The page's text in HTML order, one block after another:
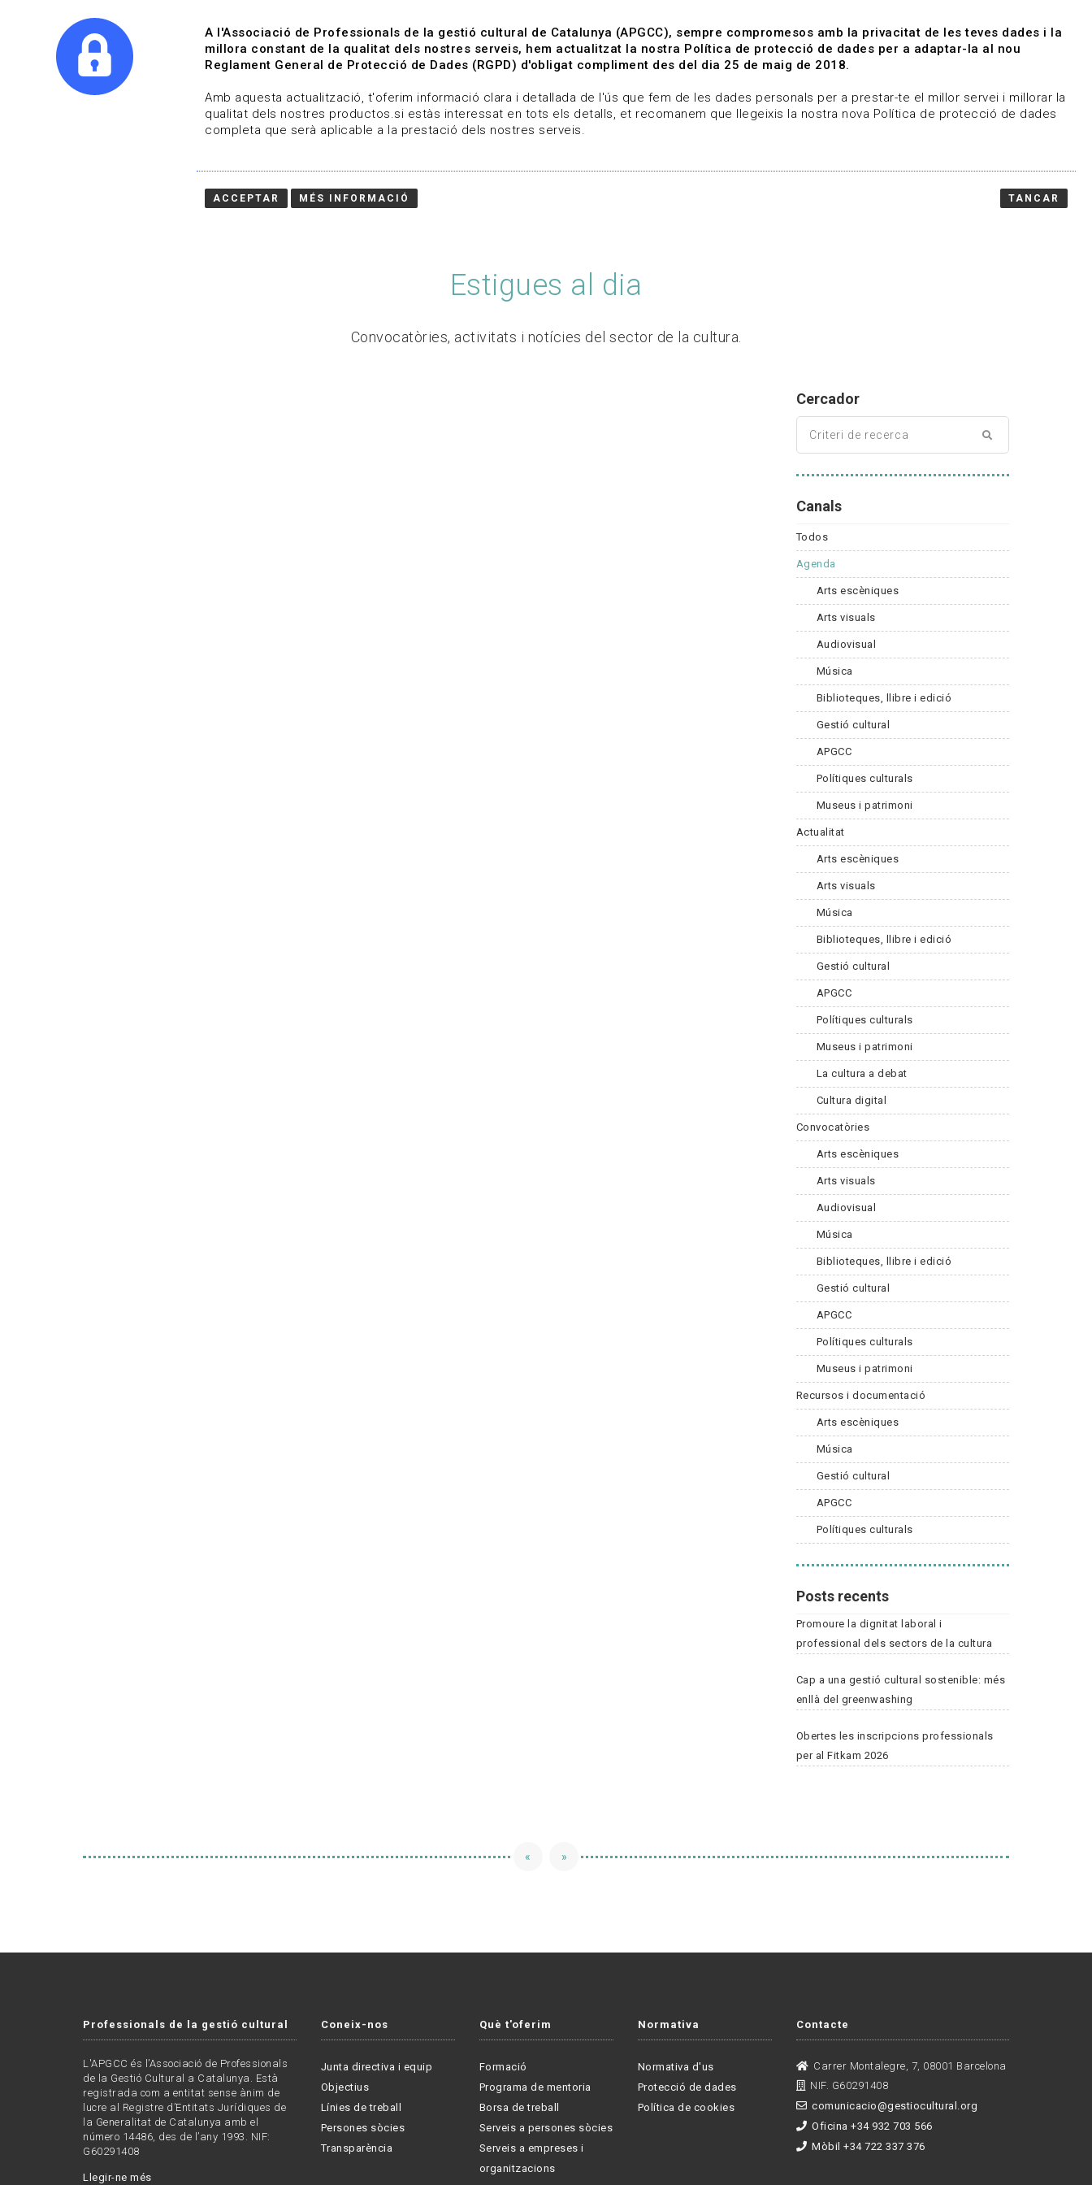
Qui som Línies de treball Projectes Serveis A qui representem Contacte
Estigues al dia
Convocatòries, activitats i notícies del sector de la cultura.
Cercador
Canals
Todos
Agenda
Arts escèniques
Arts visuals
Audiovisual
Música
Biblioteques, llibre i edició
Gestió cultural
APGCC
Polítiques culturals
Museus i patrimoni
Actualitat
Arts escèniques
Arts visuals
Música
Biblioteques, llibre i edició
Gestió cultural
APGCC
Polítiques culturals
Museus i patrimoni
La cultura a debat
Cultura digital
Convocatòries
Arts escèniques
Arts visuals
Audiovisual
Música
Biblioteques, llibre i edició
Gestió cultural
APGCC
Polítiques culturals
Museus i patrimoni
Recursos i documentació
Arts escèniques
Música
Gestió cultural
APGCC
Polítiques culturals
Posts recents
Promoure la dignitat laboral i
professional dels sectors de la cultura
Cap a una gestió cultural sostenible: més
enllà del greenwashing
Obertes les inscripcions professionals
per al Fitkam 2026
« »
Professionals de la gestió cultural
L'APGCC és l’Associació de Professionals
de la Gestió Cultural a Catalunya. Està
registrada com a entitat sense ànim de
lucre al Registre d’Entitats Jurídiques de
la Generalitat de Catalunya amb el
número 14486, des de l’any 1993. NIF:
G60291408
Llegir-ne més
Coneix-nos
Junta directiva i equip
Objectius
Línies de treball
Persones sòcies
Transparència
Què t'oferim
Formació
Programa de mentoria
Borsa de treball
Serveis a persones sòcies
Serveis a empreses i
organitzacions
Normativa
Normativa d'us
Protecció de dades
Política de cookies
Contacte
Carrer Montalegre, 7, 08001 Barcelona
NIF. G60291408
comunicacio@gestiocultural.org
Oficina +34 932 703 566
Mòbil +34 722 337 376
A l'Associació de Professionals de la gestió cultural de Catalunya (APGCC), sempre compromesos amb la privacitat de les teves dades i la
millora constant de la qualitat dels nostres serveis, hem actualitzat la nostra Política de protecció de dades per a adaptar-la al nou
Reglament General de Protecció de Dades (RGPD) d'obligat compliment des del dia 25 de maig de 2018.
Amb aquesta actualització, t'oferim informació clara i detallada de l'ús que fem de les dades personals per a prestar-te el millor servei i millorar la
qualitat dels nostres productos.si estàs interessat en tots els detalls, et recomanem que llegeixis la nostra nova Política de protecció de dades
completa que serà aplicable a la prestació dels nostres serveis.
ACCEPTAR MÉS INFORMACIÓ TANCAR